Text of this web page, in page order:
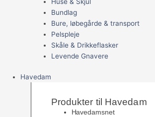
Bundlag
Bure, løbegårde & transport
Pelspleje
Skåle & Drikkeflasker
Levende Gnavere
Havedam
Produkter til Havedam
Havedamsnet